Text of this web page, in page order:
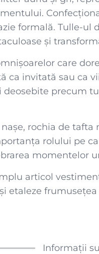
formală. Tulle-
și
care
ca invitată sau ca
precum
rochia de
rolului pe
momentelor
articol
etaleze
Informații